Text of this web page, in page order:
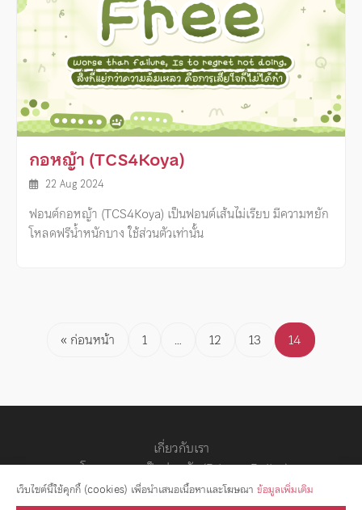
กอหญ้า (TCS4Koya)
22 Aug 2024
ฟอนต์กอหญ้า (TCS4Koya) เป็นฟอนต์เส้นไม่เรียบ มีความหยัก
โหลดฟรีน้ำหนักบาง ใช้ส่วนตัวเท่านั้น
Posts« ก่อนหน้า 1 … 12 13 14
เกี่ยวกับเรา
นโยบายความเป็นส่วนตัว (Privacy Policy)
สัญญาอนุญาต
เว็บไซต์นี้ใช้คุกกี้ (cookies) เพื่อนำเสนอเนื้อหาและโฆษณา ข้อมูลเพิ่มเติม